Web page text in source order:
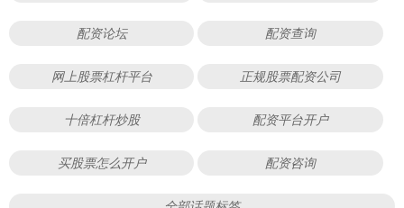
配资论坛 配资查询
网上股票杠杆平台 正规股票配资公司
十倍杠杆炒股 配资平台开户
买股票怎么开户 配资咨询